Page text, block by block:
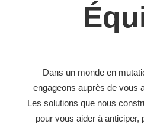
Dans un monde en
engageons auprès de vous
Les solutions que nous
pour vous aider à anticiper,